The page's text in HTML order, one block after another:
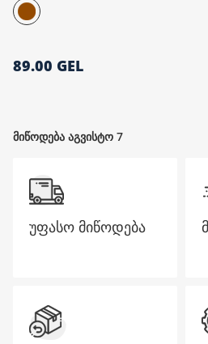
89.00 GEL
მიწოდება აგვისტო 7
უფასო მიწოდება